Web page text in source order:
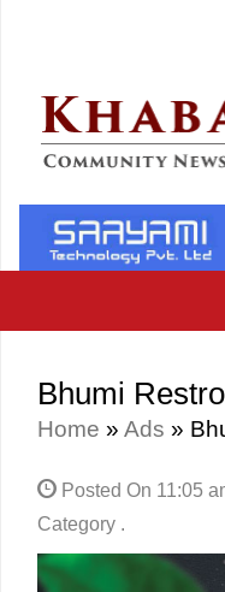
Bhumi Restro
Home » Ads »
Posted On 11:05
Category .